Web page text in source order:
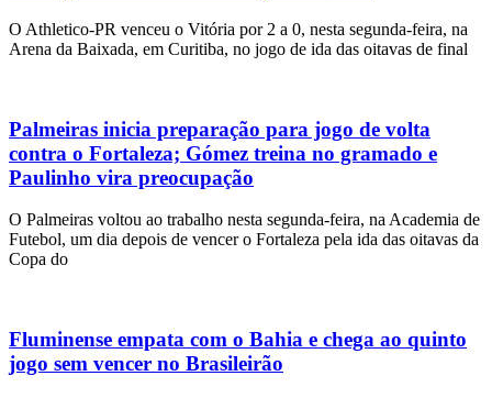
O Athletico-PR venceu o Vitória por 2 a 0, nesta segunda-feira, na
Arena da Baixada, em Curitiba, no jogo de ida das oitavas de final
Palmeiras inicia preparação para jogo de volta
contra o Fortaleza; Gómez treina no gramado e
Paulinho vira preocupação
O Palmeiras voltou ao trabalho nesta segunda-feira, na Academia de
Futebol, um dia depois de vencer o Fortaleza pela ida das oitavas da
Copa do
Fluminense empata com o Bahia e chega ao quinto
jogo sem vencer no Brasileirão